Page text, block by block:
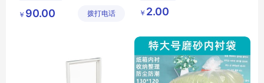
茶叶收纳盒
限公司
￥ 90.00 拨打电话
可折叠衣物
杂物便携防尘
￥ 2.00